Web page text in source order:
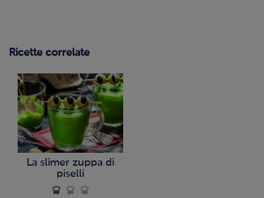
Ricette correlate
La slimer zuppa di
piselli